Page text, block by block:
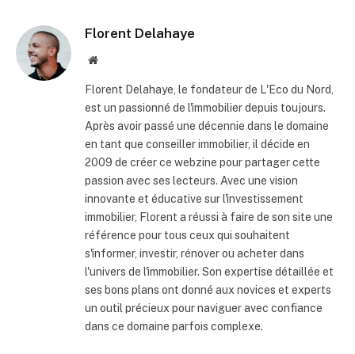
Florent Delahaye
Site
Florent Delahaye, le fondateur de L'Eco du Nord,
est un passionné de l'immobilier depuis toujours.
Après avoir passé une décennie dans le domaine
en tant que conseiller immobilier, il décide en
2009 de créer ce webzine pour partager cette
passion avec ses lecteurs. Avec une vision
innovante et éducative sur l'investissement
immobilier, Florent a réussi à faire de son site une
référence pour tous ceux qui souhaitent
s'informer, investir, rénover ou acheter dans
l'univers de l'immobilier. Son expertise détaillée et
ses bons plans ont donné aux novices et experts
un outil précieux pour naviguer avec confiance
dans ce domaine parfois complexe.